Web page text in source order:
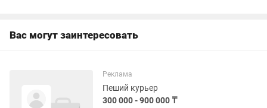
Вас могут заинтересовать
Реклама
Пеший курьер
300 000 - 900 000 ₸